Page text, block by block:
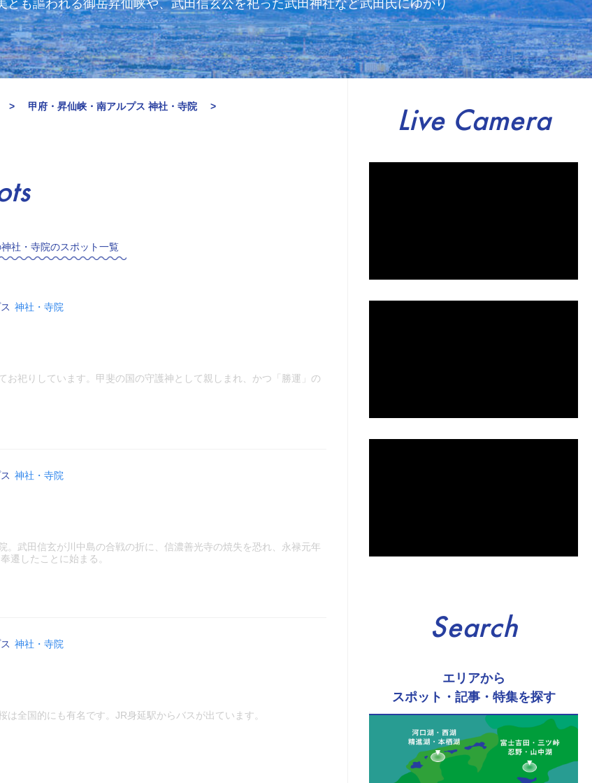
も謳われる御岳昇仙峡や、武田信玄公を祀った武田神社など武田氏にゆかり
甲府・昇仙峡・南アルプス 神社・寺院
社・寺院のスポット一覧
神社・寺院
お祀りしています。甲斐の国の守護神として親しまれ、かつ「勝運」の
神社・寺院
。武田信玄が川中島の合戦の折に、信濃善光寺の焼失を恐れ、永禄元年
遷したことに始まる。
神社・寺院
は全国的にも有名です。JR身延駅からバスが出ています。
Live Camera
Search
エリアから
スポット・記事・特集を探す